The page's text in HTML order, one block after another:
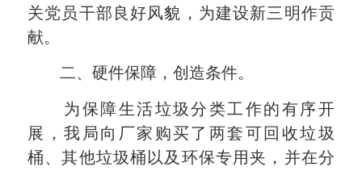
关党员干部良好风貌，为建设新三明作贡
献。
二、硬件保障，创造条件。
为保障生活垃圾分类工作的有序开
展，我局向厂家购买了两套可回收垃圾
桶、其他垃圾桶以及环保专用夹，并在分